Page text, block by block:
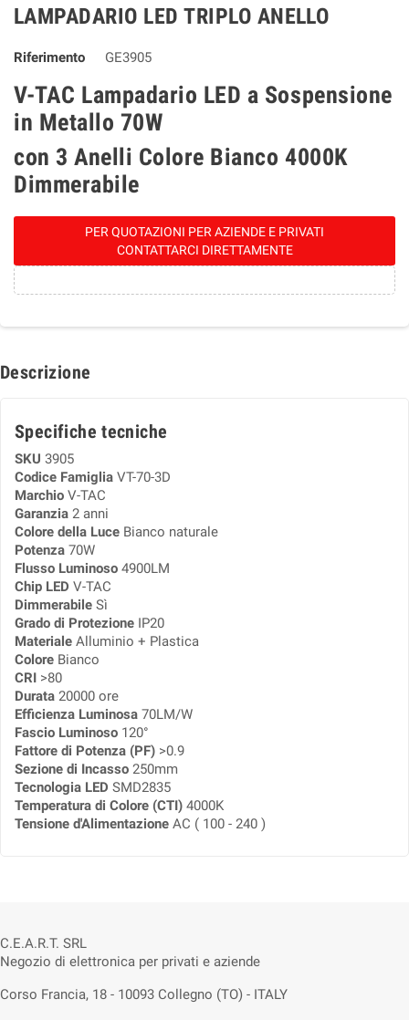
LAMPADARIO LED TRIPLO ANELLO
Riferimento GE3905
V-TAC Lampadario LED a Sospensione
in Metallo 70W
con 3 Anelli Colore Bianco 4000K
Dimmerabile
PER QUOTAZIONI PER AZIENDE E PRIVATI
CONTATTARCI DIRETTAMENTE
Descrizione
Specifiche tecniche
SKU 3905
Codice Famiglia VT-70-3D
Marchio V-TAC
Garanzia 2 anni
Colore della Luce Bianco naturale
Potenza 70W
Flusso Luminoso 4900LM
Chip LED V-TAC
Dimmerabile Sì
Grado di Protezione IP20
Materiale Alluminio + Plastica
Colore Bianco
CRI >80
Durata 20000 ore
Efficienza Luminosa 70LM/W
Fascio Luminoso 120°
Fattore di Potenza (PF) >0.9
Sezione di Incasso 250mm
Tecnologia LED SMD2835
Temperatura di Colore (CTI) 4000K
Tensione d'Alimentazione AC ( 100 - 240 )
C.E.A.R.T. SRL
Negozio di elettronica per privati e aziende
Corso Francia, 18 - 10093 Collegno (TO) - ITALY